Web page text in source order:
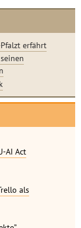
erfährt
AI Act
als